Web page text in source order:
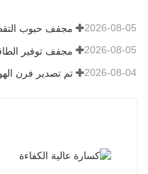
2026-08-05
2026-08-05
2026-08-04